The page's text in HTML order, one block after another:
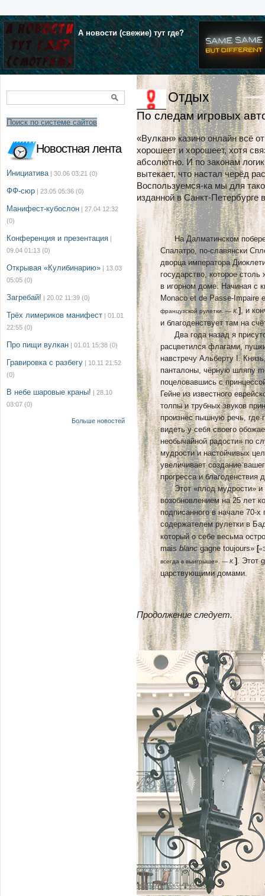
А новости (свежие) тут где?
Поиск по системе сайтов
Новостная лента
Инициатива | 30.06 03:21 (0)
ФФ-сюр | 23.05 05:36 (0)
Манифест-кубослон | 27.04 12:32
(0)
Конференция и презентация |
09.04 01:13 (0)
Открывая «Кулибинарию» | 13.03
05:05 (0)
Загребай! | 20.02 11:39 (0)
Трёх лимериков манифест | 01.01
22:55 (0)
Про пищи вулкан | 01.01 15:38 (0)
Гравировка с разбегу | 10.11 21:52
(0)
В небе шаровые краны! | 28.10
03:07 (0)
Больше новостей
Отдых
По следам игровых
«Вулкан» казино онлайн всё
хорошеет и хорошеет, хотя
абсолютно. И по законам
вытекает, что настал черёд
Воспользуемся-ка мы для
изданной в Санкт-Петербурге
На Далматинском
Спалатро, по-славянски
дворца императора
государство, которое
в игорном доме. Начиная с
Monaco et de Passe-Impaire
французской рулетки. — К.], и
и благоденствует там на
Два года назад я
расцветился флагами,
навстречу Альберту I.
панталоны, чёрную шляпу
поцеловавшись с
Гейне из известного
толпы и трубных звуков
произнёс пышную речь, где
видеть у себя своего
необычайной радости» по
мудрости и настойчивых
увеличивает создание
прогресса и благоденствия
Этот «плод мудрости» и
возобновлением на 25 лет
подписанного в начале 70-
содержателем рулетки в
который о себе весьма
mais blancgagne toujours»[
всегда в выигрыше». — К.]. Этот
царствующими домами.
Продолжение следует.